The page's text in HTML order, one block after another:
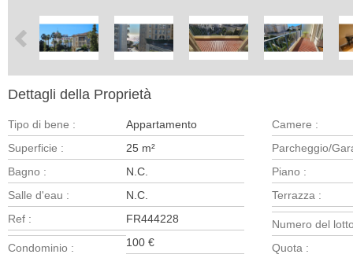
Dettagli della Proprietà
Tipo di bene :
Superficie :
Bagno :
Salle d'eau :
Ref :
Condominio :
Appartamento
25 m²
N.C.
N.C.
FR444228
100 €
Camere :
Parcheggio/
Piano :
Terrazza :
Numero del
Quota :